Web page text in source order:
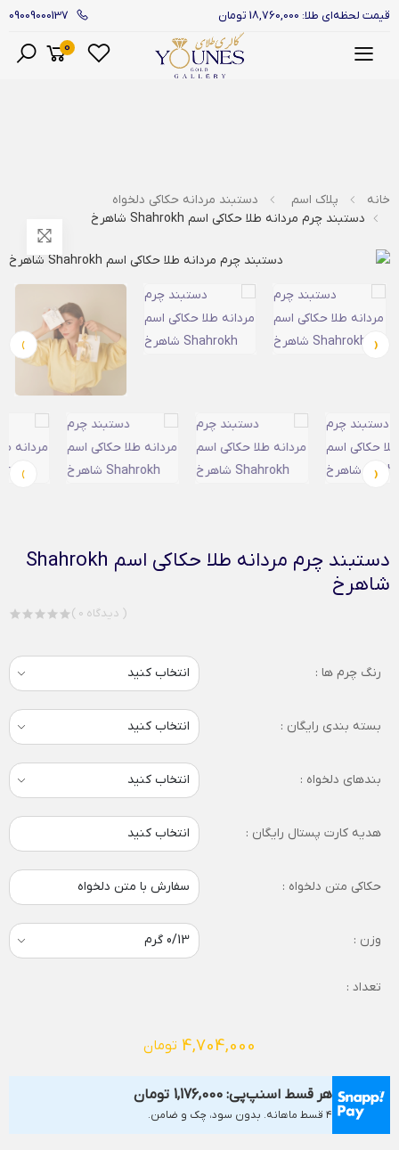
قیمت لحظه‌ای طلا: 18,760,000 تومان 09009000137
0
خانه پلاک اسم
دستبند مردانه حکاکی دلخواه
دستبند چرم مردانه طلا حکاکی اسم Shahrokh شاهرخ
‹
›
‹
›
دستبند چرم مردانه طلا حکاکی اسم Shahrokh
شاهرخ
( 0 دیدگاه )
رنگ چرم ها :
بسته بندی رایگان :
بندهای دلخواه :
هدیه کارت پستال رایگان : انتخاب کنید
حکاکی متن دلخواه : سفارش با متن دلخواه
وزن :
تعداد :
4,704,000 تومان
هر قسط اسنپ‌پی: 1,176,000 تومان
۴ قسط ماهانه. بدون سود، چک و ضامن.